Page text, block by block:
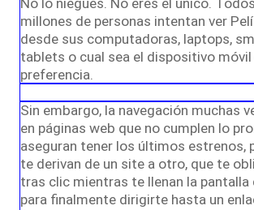
No lo niegues. No eres el único.
millones de personas intentan ver
desde sus computadoras, laptops,
tablets o cual sea el dispositivo móvil
preferencia.
Sin embargo, la navegación muchas
en páginas web que no cumplen lo
aseguran tener los últimos estrenos,
te derivan de un site a otro, que te
tras clic mientras te llenan la pantalla
para finalmente dirigirte hasta un